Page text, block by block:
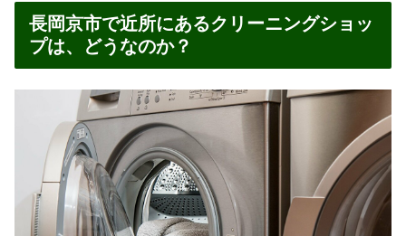
長岡京市で近所にあるクリーニングショッ
プは、どうなのか？